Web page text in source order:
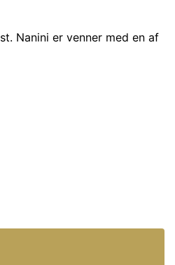
Nanini er venner med en af